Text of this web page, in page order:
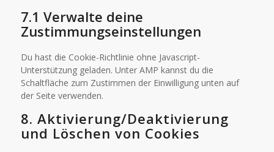
7.1 Verwalte deine
Zustimmungseinstellungen
Du hast die Cookie-Richtlinie ohne Javascript-
Unterstützung geladen. Unter AMP kannst du die
Schaltfläche zum Zustimmen der Einwilligung unten auf
der Seite verwenden.
8. Aktivierung/Deaktivierung
und Löschen von Cookies